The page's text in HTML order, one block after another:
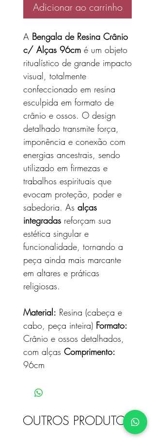
Adicionar ao carrinho
A Bengala de Resina Crânio
c/ Alças 96cm é um objeto
ritualístico de grande impacto
visual, totalmente
confeccionado em resina
esculpida em formato de
crânio e ossos. O design
detalhado transmite força,
imponência e conexão com
energias ancestrais, sendo
utilizado em firmezas e
trabalhos espirituais que
evocam proteção, poder e
sabedoria. As alças
integradas reforçam sua
estética singular e
funcionalidade, tornando a
peça ainda mais marcante
em altares e práticas
religiosas.
Material: Resina (cabeça e
cabo, peça inteira) Formato:
Crânio e ossos detalhados,
com alças Comprimento:
96cm
OUTROS PRODUTOS